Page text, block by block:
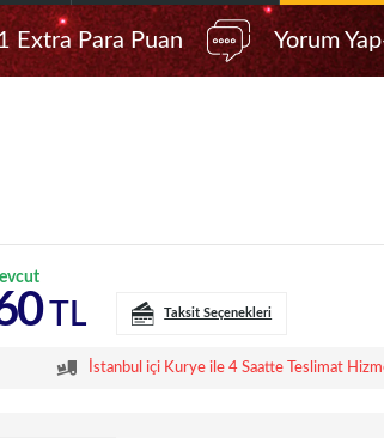
Extra Para Puan Yorum
TL Taksit Seçenekleri
İstanbul içi Kurye ile 4 Saatte Teslimat